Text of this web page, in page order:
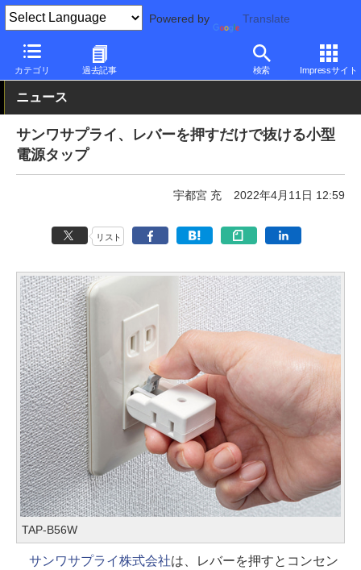
Powered by Translate
カテゴリ 過去記事 検索 Impressサイト
PC Watch 半導体/周辺機器 その他
ニュース
サンワサプライ、レバーを押すだけで抜ける小型
電源タップ
宇都宮 充 2022年4月11日 12:59
リスト
TAP-B56W
サンワサプライ株式会社は、レバーを押すとコンセン